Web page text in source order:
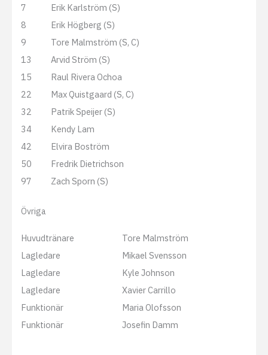
7
Erik Karlström (S)
8
Erik Högberg (S)
9
Tore Malmström (S, C)
13
Arvid Ström (S)
15
Raul Rivera Ochoa
22
Max Quistgaard (S, C)
32
Patrik Speijer (S)
34
Kendy Lam
42
Elvira Boström
50
Fredrik Dietrichson
97
Zach Sporn (S)
Övriga
Huvudtränare
Tore Malmström
Lagledare
Mikael Svensson
Lagledare
Kyle Johnson
Lagledare
Xavier Carrillo
Funktionär
Maria Olofsson
Funktionär
Josefin Damm